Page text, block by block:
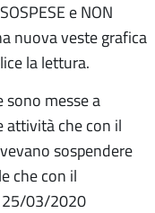
e NON
nuova veste grafica
la lettura.
sono messe a
attività che con il
sospendere
che con il
25/03/2020